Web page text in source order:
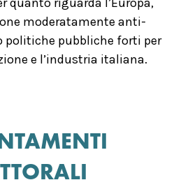
moderatamente anti-
politiche pubbliche forti per
e l’industria italiana.